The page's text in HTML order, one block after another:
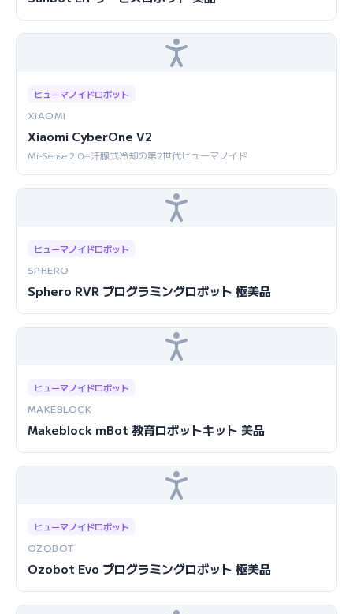
ヒューマノイドロボット
XIAOMI
Xiaomi CyberOne V2
Mi-Sense 2.0+汗腺式冷却の第2世代ヒューマノイド
ヒューマノイドロボット
SPHERO
Sphero RVR プログラミングロボット 極美品
ヒューマノイドロボット
MAKEBLOCK
Makeblock mBot 教育ロボットキット 美品
ヒューマノイドロボット
OZOBOT
Ozobot Evo プログラミングロボット 極美品